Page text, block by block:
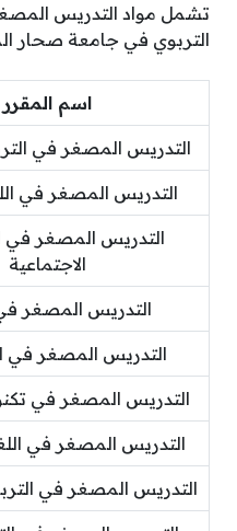
تشمل مواد التدريس
التربوي في جامعة صحار
اسم المقرر
التدريس المصغر في
التدريس المصغر في
التدريس المصغر في
الاجتماعية
التدريس المصغر
التدريس المصغر في
التدريس المصغر في
التدريس المصغر في
التدريس المصغر في